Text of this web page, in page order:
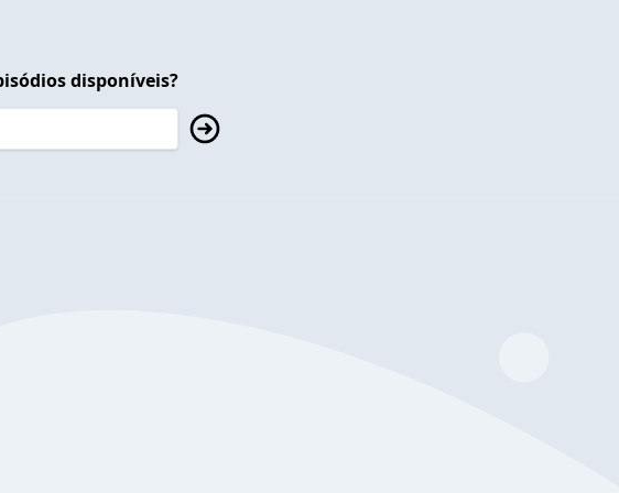
disponíveis?